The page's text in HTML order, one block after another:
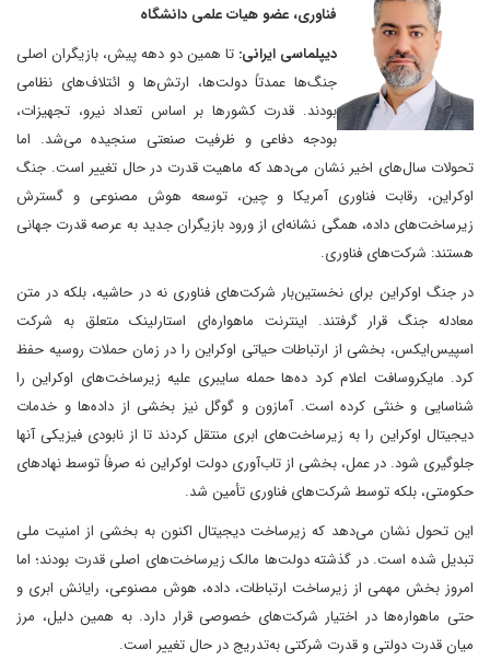
فناوری، عضو هیات علمی دانشگاه
دیپلماسی ایرانی: تا همین دو دهه پیش، بازیگران اصلی
جنگ‌ها عمدتاً دولت‌ها، ارتش‌ها و ائتلاف‌های نظامی
بودند. قدرت کشورها بر اساس تعداد نیرو، تجهیزات،
بودجه دفاعی و ظرفیت صنعتی سنجیده می‌شد. اما
تحولات سال‌های اخیر نشان می‌دهد که ماهیت قدرت در حال تغییر است. جنگ
اوکراین، رقابت فناوری آمریکا و چین، توسعه هوش مصنوعی و گسترش
زیرساخت‌های داده، همگی نشانه‌ای از ورود بازیگران جدید به عرصه قدرت جهانی
هستند: شرکت‌های فناوری.
در جنگ اوکراین برای نخستین‌بار شرکت‌های فناوری نه در حاشیه، بلکه در متن
معادله جنگ قرار گرفتند. اینترنت ماهواره‌ای استارلینک متعلق به شرکت
اسپیس‌ایکس، بخشی از ارتباطات حیاتی اوکراین را در زمان حملات روسیه حفظ
کرد. مایکروسافت اعلام کرد ده‌ها حمله سایبری علیه زیرساخت‌های اوکراین را
شناسایی و خنثی کرده است. آمازون و گوگل نیز بخشی از داده‌ها و خدمات
دیجیتال اوکراین را به زیرساخت‌های ابری منتقل کردند تا از نابودی فیزیکی آنها
جلوگیری شود. در عمل، بخشی از تاب‌آوری دولت اوکراین نه صرفاً توسط نهادهای
حکومتی، بلکه توسط شرکت‌های فناوری تأمین شد.
این تحول نشان می‌دهد که زیرساخت دیجیتال اکنون به بخشی از امنیت ملی
تبدیل شده است. در گذشته دولت‌ها مالک زیرساخت‌های اصلی قدرت بودند؛ اما
امروز بخش مهمی از زیرساخت ارتباطات، داده، هوش مصنوعی، رایانش ابری و
حتی ماهواره‌ها در اختیار شرکت‌های خصوصی قرار دارد. به همین دلیل، مرز
میان قدرت دولتی و قدرت شرکتی به‌تدریج در حال تغییر است.